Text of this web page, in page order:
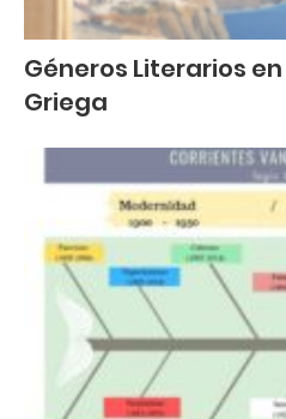
Géneros Literarios
Griega